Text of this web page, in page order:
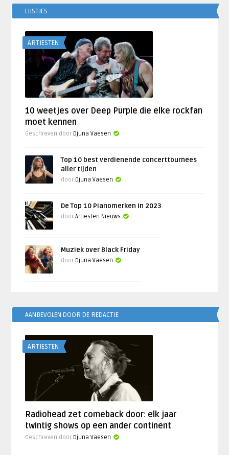
LIJSTJES
ARTIESTEN
10 weetjes over Deep Purple die elke rockfan
moet kennen
Geschreven door Djuna Vaesen
Top 10 best verdienende concerttournees
aller tijden
door Djuna Vaesen
De Top 10 Pianomerken in 2023
doorArtiesten Nieuws
Muziek over Black Friday
door Djuna Vaesen
AANBEVOLEN DOOR DE REDACTIE
ARTIESTEN
Radiohead zet comeback door: elk jaar
twintig shows op een ander continent
Geschreven door Djuna Vaesen